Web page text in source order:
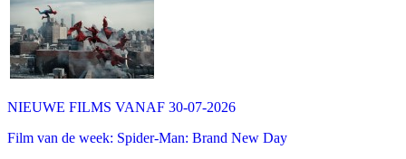
NIEUWE FILMS VANAF 30-07-2026
Film van de week: Spider-Man: Brand New Day